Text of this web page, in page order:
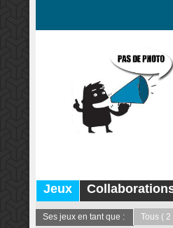
Jeux
Ses jeux en tant que : Tous( 2